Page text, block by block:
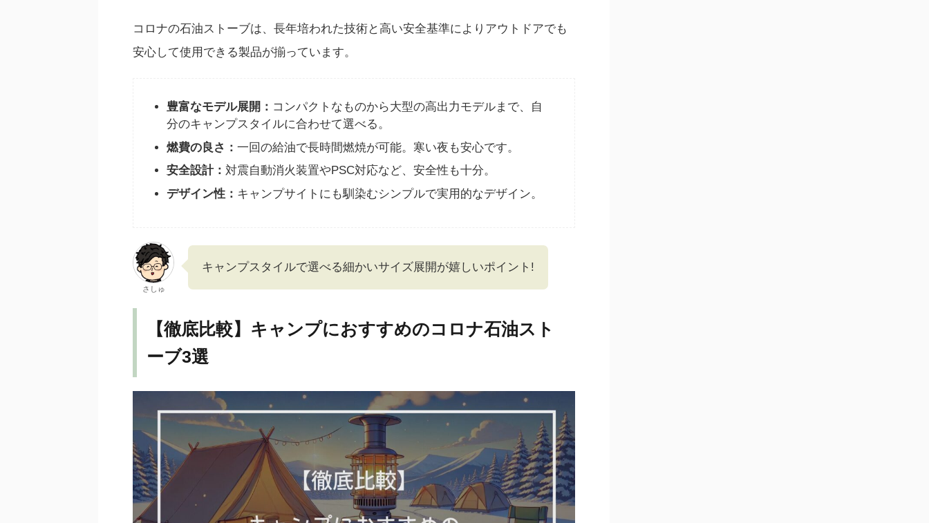
コロナの石油ストーブは、長年培われた技術と高い安全基準によりアウトドアでも
安心して使用できる製品が揃っています。
豊富なモデル展開： コンパクトなものから大型の高出力モデルまで、自
分のキャンプスタイルに合わせて選べる。
燃費の良さ： 一回の給油で長時間燃焼が可能。寒い夜も安心です。
安全設計： 対震自動消火装置やPSC対応など、安全性も十分。
デザイン性： キャンプサイトにも馴染むシンプルで実用的なデザイン。
さしゅ
キャンプスタイルで選べる細かいサイズ展開が嬉しいポイント!
【徹底比較】キャンプにおすすめのコロナ石油スト
ーブ3選